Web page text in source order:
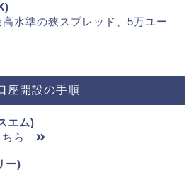
水準の狭スプレッド、5万ユー
座開設の手順
エム)
ちら
ー)